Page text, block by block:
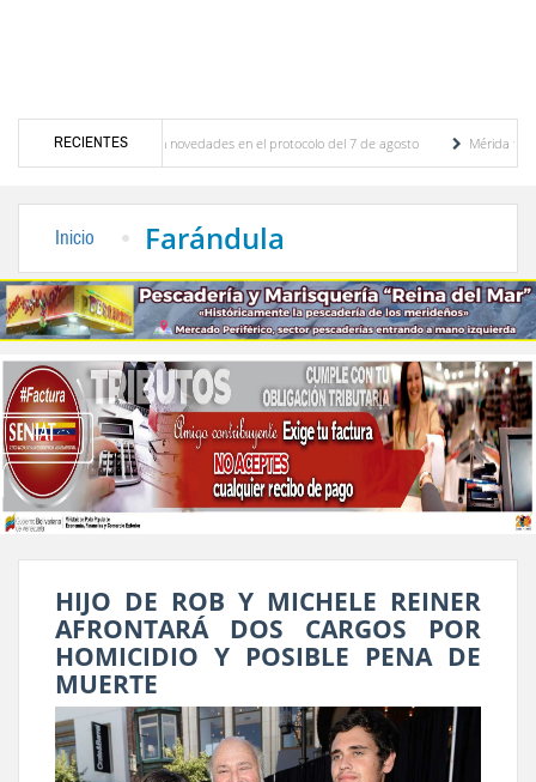
RECIENTES
y se conocieron novedades en el protocolo del 7 de agosto
Mérida territorio
Inicio Farándula
HIJO DE ROB Y MICHELE REINER
AFRONTARÁ DOS CARGOS POR
HOMICIDIO Y POSIBLE PENA DE
MUERTE